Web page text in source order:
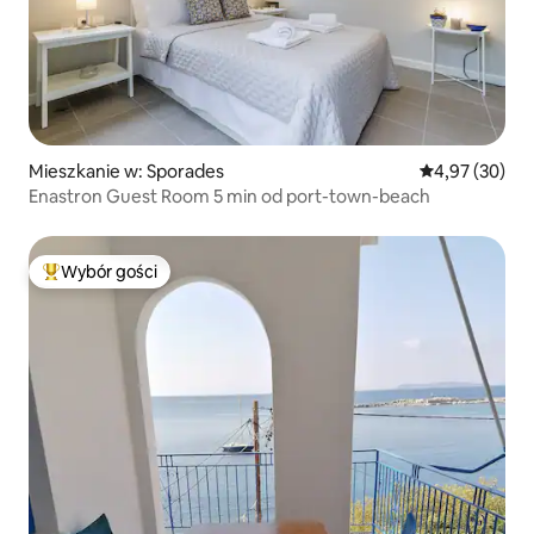
Mieszkanie w: Sporades Średnia
4,97 (30)
Enastron Guest Room 5 min od port-town-beach
Najpopularniejsze z kategorii Wybór gości
Wybór gości